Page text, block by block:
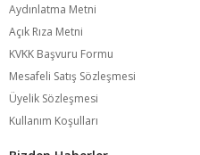
Aydınlatma Metni
Açık Rıza Metni
KVKK Başvuru Formu
Mesafeli Satış Sözleşmesi
Üyelik Sözleşmesi
Kullanım Koşulları